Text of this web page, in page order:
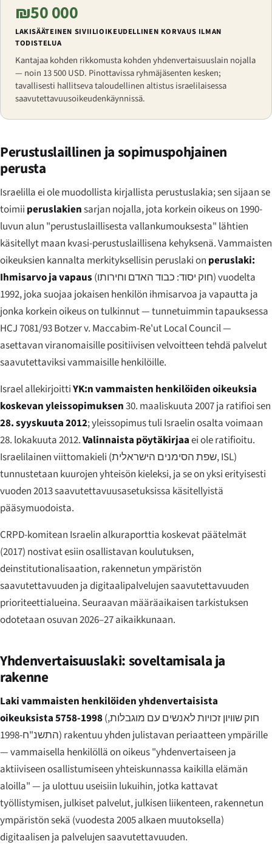
₪50 000
LAKISÄÄTEINEN SIVIILIOIKEUDELLINEN KORVAUS ILMAN
TODISTELUA
Kantajaa kohden rikkomusta kohden yhdenvertaisuuslain nojalla
— noin 13 500 USD. Pinottavissa ryhmäjäsenten kesken;
tavallisesti hallitseva taloudellinen altistus israelilaisessa
saavutettavuusoikeudenkäynnissä.
Perustuslaillinen ja sopimuspohjainen
perusta
Israelilla ei ole muodollista kirjallista perustuslakia; sen sijaan se
toimii peruslakiensarjan nojalla, jota korkein oikeus on 1990-
luvun alun "perustuslaillisesta vallankumouksesta" lähtien
käsitellyt maan kvasi-perustuslaillisena kehyksenä. Vammaisten
oikeuksien kannalta merkityksellisin peruslaki on peruslaki:
Ihmisarvo ja vapaus (חוק יסוד: כבוד האדם וחירותו) vuodelta
1992, joka suojaa jokaisen henkilön ihmisarvoa ja vapautta ja
jonka korkein oikeus on tulkinnut — tunnetuimmin tapauksessa
HCJ 7081/93 Botzer v. Maccabim-Re'ut Local Council—
asettavan viranomaisille positiivisen velvoitteen tehdä palvelut
saavutettaviksi vammaisille henkilöille.
Israel allekirjoittiYK:n vammaisten henkilöiden oikeuksia
koskevan yleissopimuksen30. maaliskuuta 2007 ja ratifioi sen
28. syyskuuta 2012; yleissopimus tuli Israelin osalta voimaan
28. lokakuuta 2012.Valinnaista pöytäkirjaaei ole ratifioitu.
Israelilainen viittomakieli (שפת הסימנים הישראלית, ISL)
tunnustetaan kuurojen yhteisön kieleksi, ja se on yksi erityisesti
vuoden 2013 saavutettavuusasetuksissa käsitellyistä
pääsymuodoista.
CRPD-komitean Israelin alkuraporttia koskevat päätelmät
(2017) nostivat esiin osallistavan koulutuksen,
deinstitutionalisaation, rakennetun ympäristön
saavutettavuuden ja digitaalipalvelujen saavutettavuuden
prioriteettialueina. Seuraavan määräaikaisen tarkistuksen
odotetaan osuvan 2026–27 aikaikkunaan.
Yhdenvertaisuuslaki: soveltamisala ja
rakenne
Laki vammaisten henkilöiden yhdenvertaisista
oikeuksista 5758-1998(חוק שוויון זכויות לאנשים עם מוגבלות,
התשנ"ח-1998) rakentuu yhden julistavan periaatteen ympärille
— vammaisella henkilöllä on oikeus "yhdenvertaiseen ja
aktiiviseen osallistumiseen yhteiskunnassa kaikilla elämän
aloilla" — ja ulottuu useisiin lukuihin, jotka kattavat
työllistymisen, julkiset palvelut, julkisen liikenteen, rakennetun
ympäristön sekä (vuodesta 2005 alkaen muutoksella)
digitaalisen ja palvelujen saavutettavuuden.